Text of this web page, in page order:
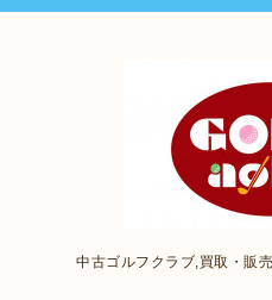
中古ゴルフクラブ,買取・販